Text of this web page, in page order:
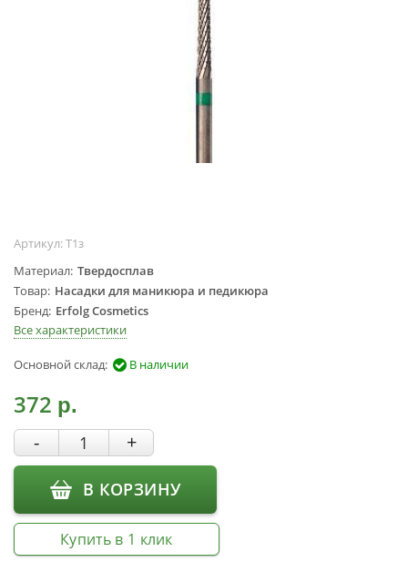
Аппараты для
маникюра и
педикюра
Инструменты
Лампы
Пылесосы
Стерилизаторы
УЗ-ванны
Фрезы и
насадки
Хранение
инструмента
Артикул:Т1з
Материал Твердосплав
Товар Насадки для маникюра и педикюра
Бренд Erfolg Cosmetics
Все характеристики
Основной склад: В наличии
372 р.
- +
В КОРЗИНУ
Купить в 1 клик